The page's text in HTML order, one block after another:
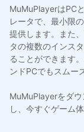
MuMuPlayerはPC
レータで、最小限
提供します。また
タの複数のインス
ることができます
ンドPCでもスムー
MuMuPlayerをダ
し、今すぐゲーム